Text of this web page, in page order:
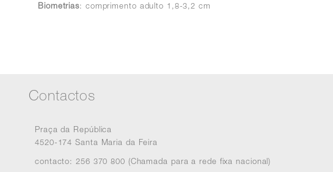
Biometrias: comprimento adulto 1,8-3,2 cm
Contactos
Praça da República
4520-174 Santa Maria da Feira
contacto: 256 370 800 (Chamada para a rede fixa nacional)